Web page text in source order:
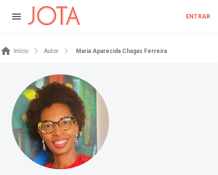
ENTRAR
Início Autor Maria Aparecida Chagas Ferreira